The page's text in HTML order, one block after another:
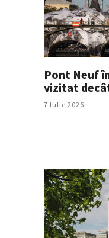
Pont Neuf
vizitat
7 Iulie 2026